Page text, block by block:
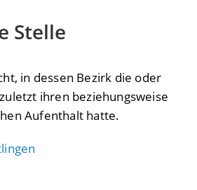
Stelle
in dessen Bezirk die oder
ihren beziehungsweise
Aufenthalt hatte.